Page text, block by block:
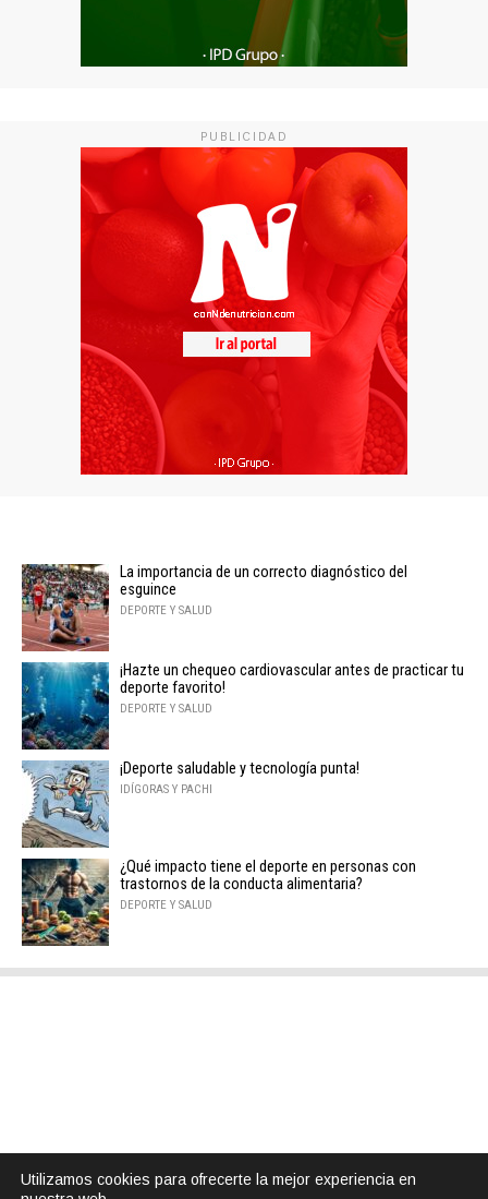
PUBLICIDAD
La importancia de un correcto diagnóstico del
esguince
DEPORTE Y SALUD
¡Hazte un chequeo cardiovascular antes de practicar tu
deporte favorito!
DEPORTE Y SALUD
¡Deporte saludable y tecnología punta!
IDÍGORAS Y PACHI
¿Qué impacto tiene el deporte en personas con
trastornos de la conducta alimentaria?
DEPORTE Y SALUD
Utilizamos cookies para ofrecerte la mejor experiencia en